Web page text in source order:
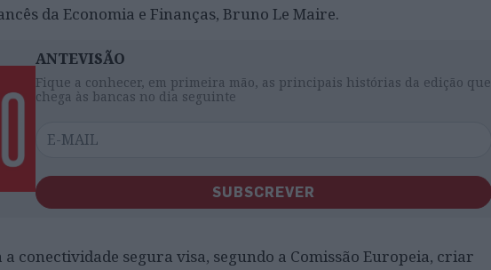
da Economia e Finanças, Bruno Le Maire.
ANTEVISÃO
Fique a conhecer, em primeira mão, as principais histórias da edição que
chega às bancas no dia seguinte
SUBSCREVER
conectividade segura visa, segundo a Comissão Europeia, criar